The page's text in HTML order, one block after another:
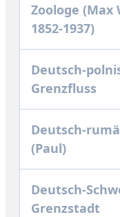
Zoologe (Max
1852-1937)
Deutsch-
Grenzfluss
Deutsch-
(Paul)
Deutsch-
Grenzstadt